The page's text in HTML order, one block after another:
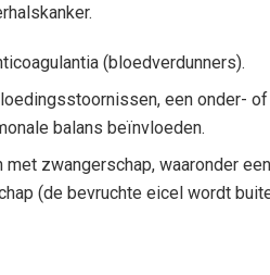
(bloedverdunners).
een onder-
balans beïnvloeden.
zwangerschap, waaronder
(de bevruchte eicel wordt